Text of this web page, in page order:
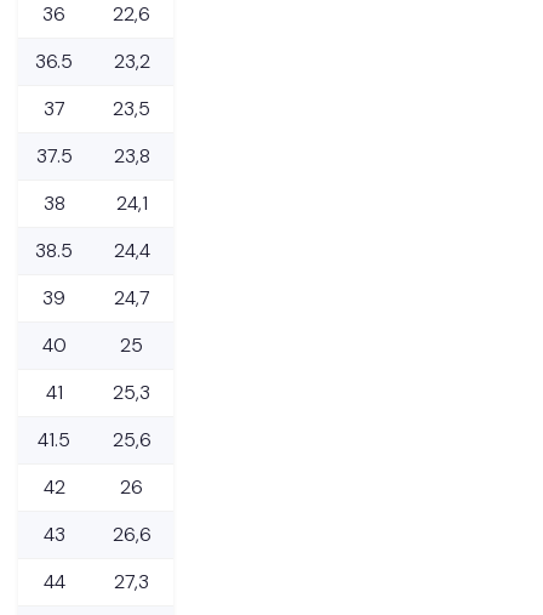
36
22,6
36.5
23,2
37
23,5
37.5
23,8
38
24,1
38.5
24,4
39
24,7
40
25
41
25,3
41.5
25,6
42
26
43
26,6
44
27,3